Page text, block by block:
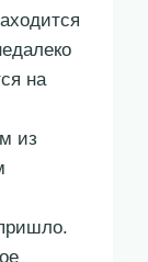
на
из